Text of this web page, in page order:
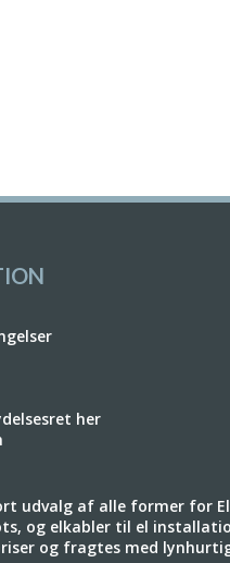
udvalg af alle former for
og elkabler til el
og fragtes med
her